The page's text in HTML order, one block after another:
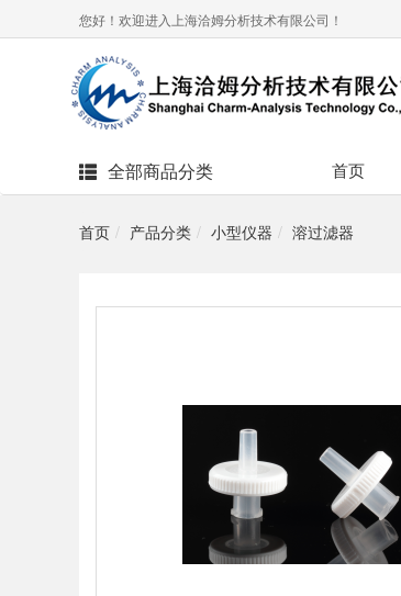
您好！欢迎进入上海洽姆分析技术有限公司！
全部商品分类 首页
首页 产品分类 小型仪器 溶过滤器